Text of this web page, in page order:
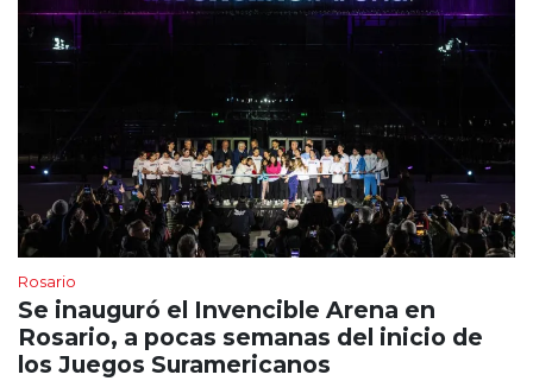
Rosario
Se inauguró el Invencible Arena en
Rosario, a pocas semanas del inicio de
los Juegos Suramericanos